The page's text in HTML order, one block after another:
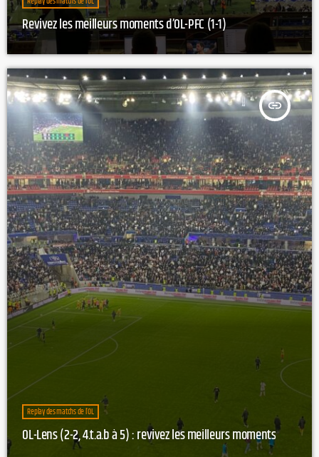
Revivez les meilleurs moments d’OL-PFC (1-1)
insert_link
Replay des matchs de l’OL
OL-Lens (2-2, 4.t.a.b à 5) : revivez les meilleurs moments